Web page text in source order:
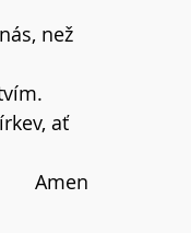
než
ať
Amen